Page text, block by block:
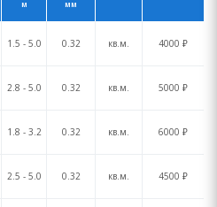
М ММ
1.5 - 5.0 0.32 кв.м. 4000 ₽
2.8 - 5.0 0.32 кв.м. 5000 ₽
1.8 - 3.2 0.32 кв.м. 6000 ₽
2.5 - 5.0 0.32 кв.м. 4500 ₽